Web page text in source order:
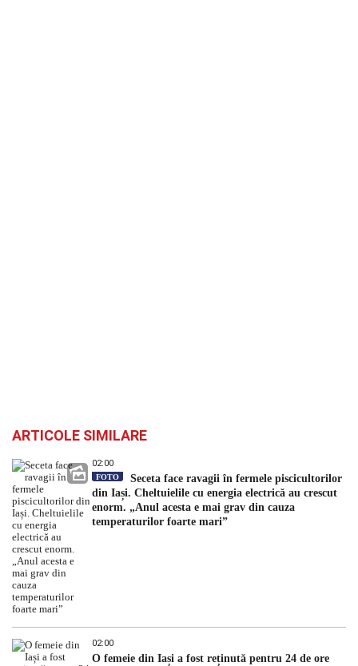
ARTICOLE SIMILARE
02:00
FOTO
Seceta face ravagii în fermele piscicultorilor
din Iași. Cheltuielile cu energia electrică au crescut
enorm. „Anul acesta e mai grav din cauza
temperaturilor foarte mari”
02:00
O femeie din Iași a fost reținută pentru 24 de ore